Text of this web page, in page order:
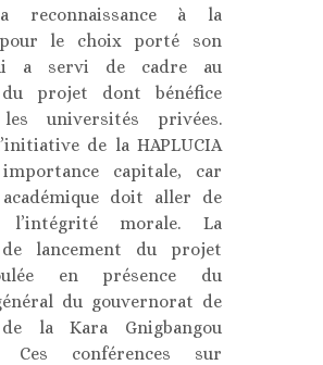
reconnaissance à la
pour le choix porté son
a servi de cadre au
du projet dont bénéfice
les universités privées.
de la HAPLUCIA
capitale, car
académique doit aller de
morale. La
de lancement du projet
en présence du
du gouvernorat de
la Kara Gnigbangou
Ces conférences sur